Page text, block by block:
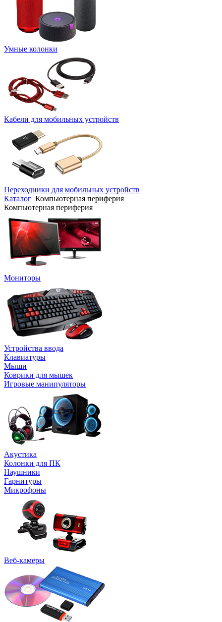
Умные колонки
Кабели для мобильных устройств
Переходники для мобильных устройств
Каталог Компьютерная периферия
Компьютерная периферия
Мониторы
Устройства ввода
Клавиатуры
Мыши
Коврики для мышек
Игровые манипуляторы
Акустика
Колонки для ПК
Наушники
Гарнитуры
Микрофоны
Веб-камеры